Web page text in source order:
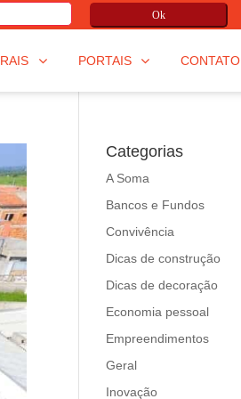
Ok
PORTAIS CONTATO
Categorias
A Soma
Bancos e Fundos
Convivência
Dicas de construção
Dicas de decoração
Economia pessoal
Empreendimentos
Geral
Inovação